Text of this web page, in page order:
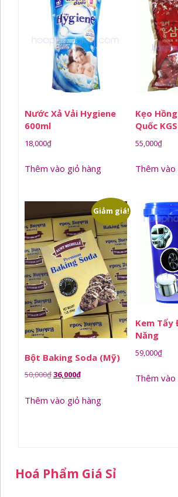
Nước Xả Vải Hygiene
600ml
18,000₫
Thêm vào giỏ hàng
Kẹo
Quốc
55,000₫
Thêm
Giảm giá!
Bột Baking Soda (Mỹ)
50,000₫Giá
là:
36,000₫Giá
tại
Thêm vào giỏ hàng
Kem Tẩy
Năng
59,000₫
Thêm
Hoá Phẩm Giá Sỉ